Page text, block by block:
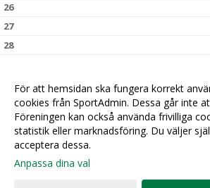
26
27
28
För att hemsidan ska fungera korrekt
cookies från SportAdmin. Dessa går inte
Föreningen kan också använda frivilliga
statistik eller marknadsföring. Du väljer
acceptera dessa.
Anpassa dina val